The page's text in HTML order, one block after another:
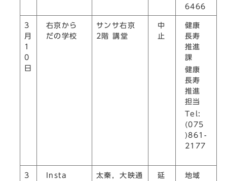
6466
3
月
1
0
日
右京から
だの学校
サンサ右京
2階 講堂
中
止
健康
長寿
推進
課
健康
長寿
推進
担当
Tel:
(075
)861-
2177
3
Insta
太秦，大映通
延
地域